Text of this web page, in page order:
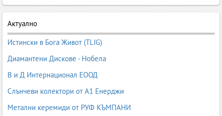
Актуално
Истински в Бога Живот (TLIG)
Диамантени Дискове - Нобела
В и Д Интернационал ЕООД
Слънчеви колектори от А1 Енерджи
Метални керемиди от РУФ КЪМПАНИ